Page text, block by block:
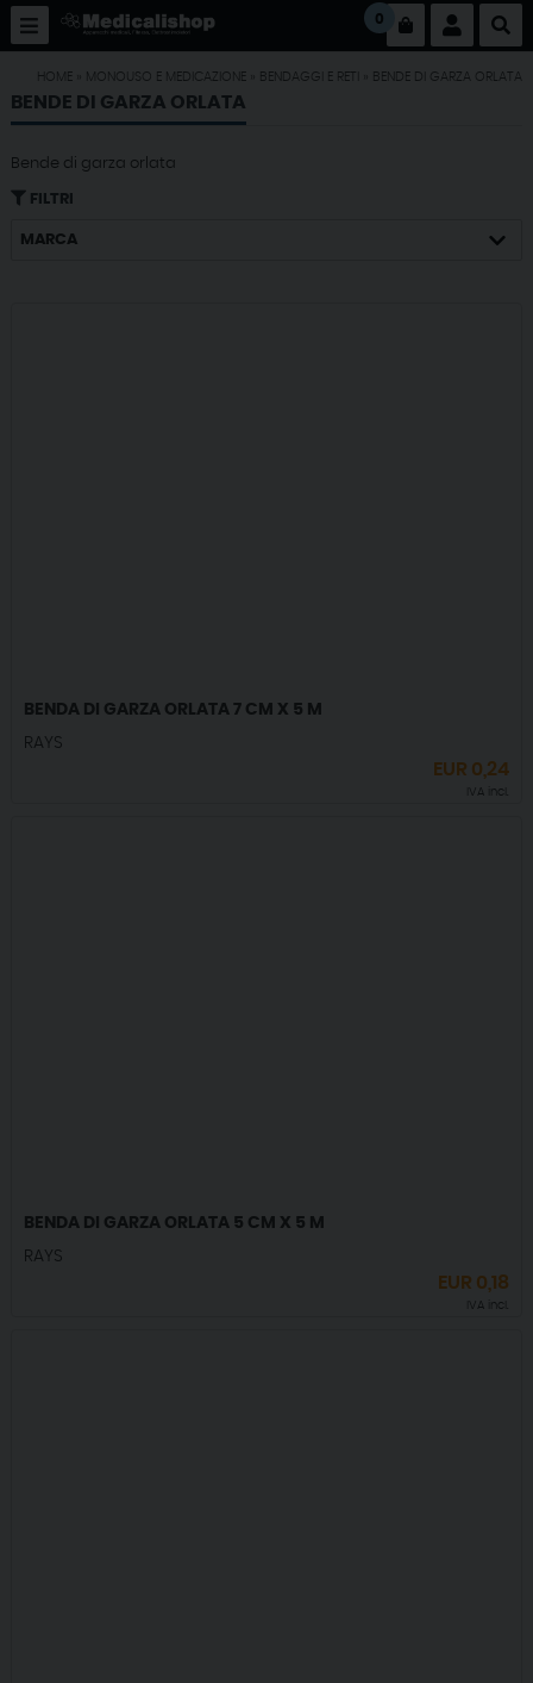
0
HOME MONOUSO E MEDICAZIONE BENDAGGI E RETI BENDE DI GARZA ORLATA
BENDE DI GARZA ORLATA
Bende di garza orlata
FILTRI
MARCA
BENDA DI GARZA ORLATA 7 CM X 5 M
RAYS
EUR 0,24
IVA incl.
BENDA DI GARZA ORLATA 5 CM X 5 M
RAYS
EUR 0,18
IVA incl.